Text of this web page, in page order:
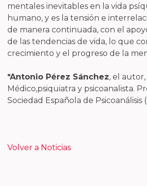
mentales inevitables en la vida
humano, y es la tensión e
de manera continuada, con el
de las tendencias de vida, lo que
crecimiento y el progreso de la
*Antonio Pérez Sánchez, el autor,
Médico,psiquiatra y psicoanalista.
Sociedad Española de Psicoanálisis
Volver a Noticias